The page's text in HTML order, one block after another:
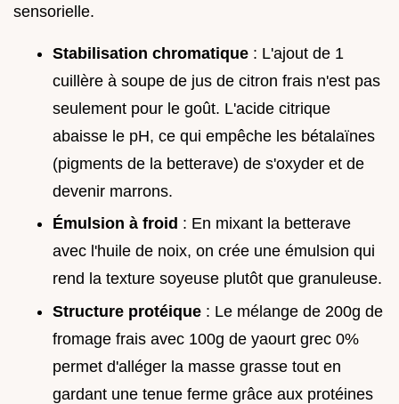
sensorielle.
Stabilisation chromatique : L'ajout de 1
cuillère à soupe de jus de citron frais n'est pas
seulement pour le goût. L'acide citrique
abaisse le pH, ce qui empêche les bétalaïnes
(pigments de la betterave) de s'oxyder et de
devenir marrons.
Émulsion à froid : En mixant la betterave
avec l'huile de noix, on crée une émulsion qui
rend la texture soyeuse plutôt que granuleuse.
Structure protéique : Le mélange de 200g de
fromage frais avec 100g de yaourt grec 0%
permet d'alléger la masse grasse tout en
gardant une tenue ferme grâce aux protéines